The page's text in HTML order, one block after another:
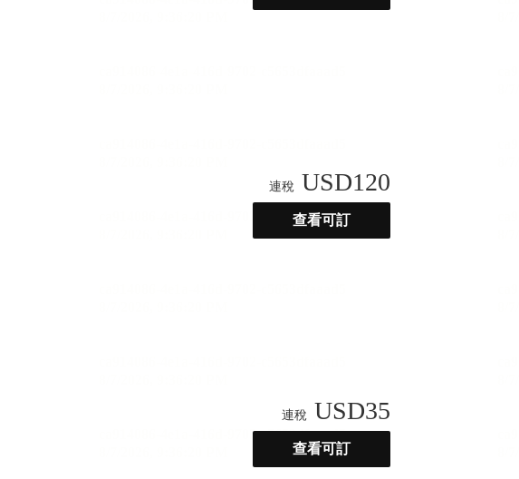
連稅 USD120
查看可訂
連稅 USD35
查看可訂